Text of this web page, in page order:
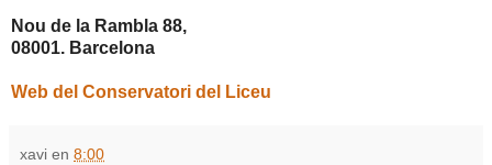
Nou de la Rambla 88,
08001. Barcelona
Web del Conservatori del Liceu
xavi en 8:00